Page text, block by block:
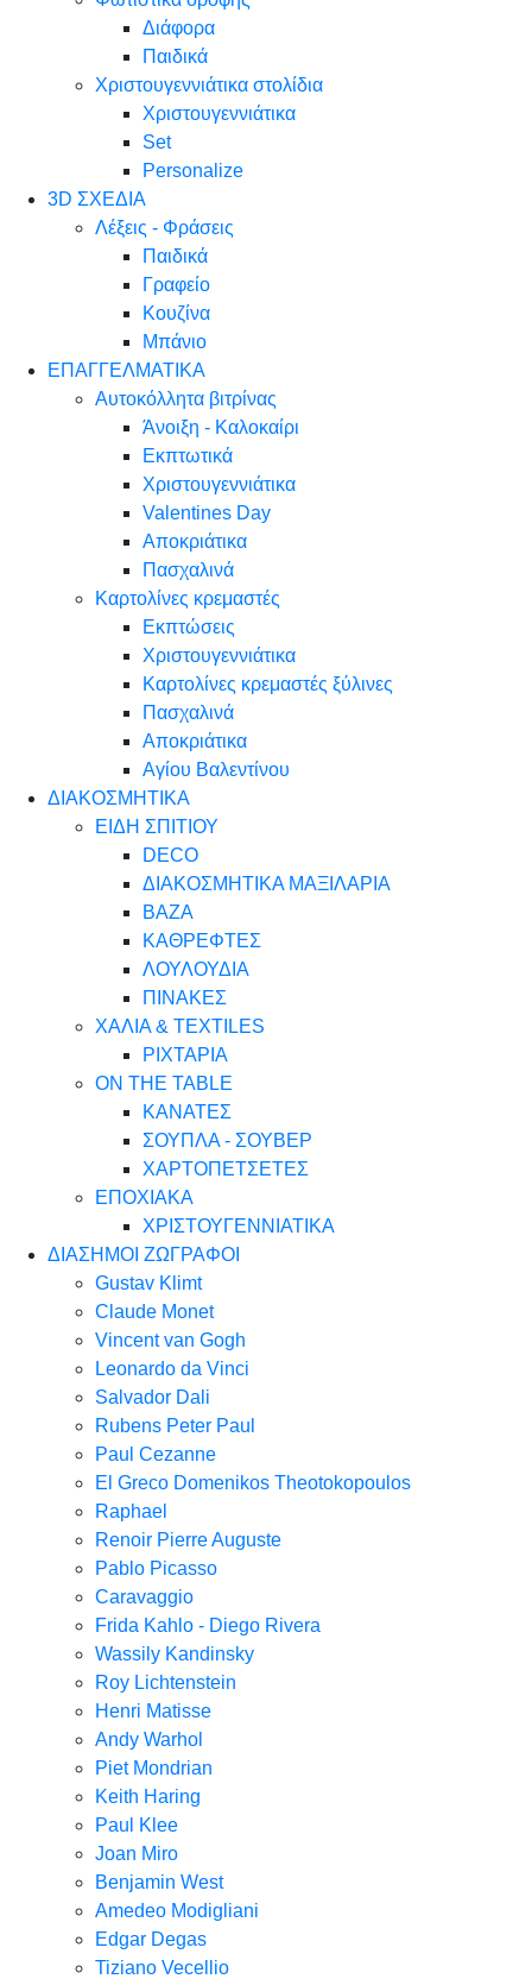
Διάφορα
Παιδικά
Χριστουγεννιάτικα στολίδια
Χριστουγεννιάτικα
Set
Personalize
3D ΣΧΕΔΙΑ
Λέξεις - Φράσεις
Παιδικά
Γραφείο
Κουζίνα
Μπάνιο
ΕΠΑΓΓΕΛΜΑΤΙΚΑ
Αυτοκόλλητα βιτρίνας
Άνοιξη - Καλοκαίρι
Εκπτωτικά
Χριστουγεννιάτικα
Valentines Day
Αποκριάτικα
Πασχαλινά
Καρτολίνες κρεμαστές
Εκπτώσεις
Χριστουγεννιάτικα
Καρτολίνες κρεμαστές ξύλινες
Πασχαλινά
Αποκριάτικα
Αγίου Βαλεντίνου
ΔΙΑΚΟΣΜΗΤΙΚΑ
ΕΙΔΗ ΣΠΙΤΙΟΥ
DECO
ΔΙΑΚΟΣΜΗΤΙΚΑ ΜΑΞΙΛΑΡΙΑ
ΒΑΖΑ
ΚΑΘΡΕΦΤΕΣ
ΛΟΥΛΟΥΔΙΑ
ΠΙΝΑΚΕΣ
ΧΑΛΙΑ & TEXTILES
ΡΙΧΤΑΡΙΑ
ON THE TABLE
ΚΑΝΑΤΕΣ
ΣΟΥΠΛΑ - ΣΟΥΒΕΡ
ΧΑΡΤΟΠΕΤΣΕΤΕΣ
ΕΠΟΧΙΑΚΑ
ΧΡΙΣΤΟΥΓΕΝΝΙΑΤΙΚΑ
ΔΙΑΣΗΜΟΙ ΖΩΓΡΑΦΟΙ
Gustav Klimt
Claude Monet
Vincent van Gogh
Leonardo da Vinci
Salvador Dali
Rubens Peter Paul
Paul Cezanne
El Greco Domenikos Theotokopoulos
Raphael
Renoir Pierre Auguste
Pablo Picasso
Caravaggio
Frida Kahlo - Diego Rivera
Wassily Kandinsky
Roy Lichtenstein
Henri Matisse
Andy Warhol
Piet Mondrian
Keith Haring
Paul Klee
Joan Miro
Benjamin West
Amedeo Modigliani
Edgar Degas
Tiziano Vecellio